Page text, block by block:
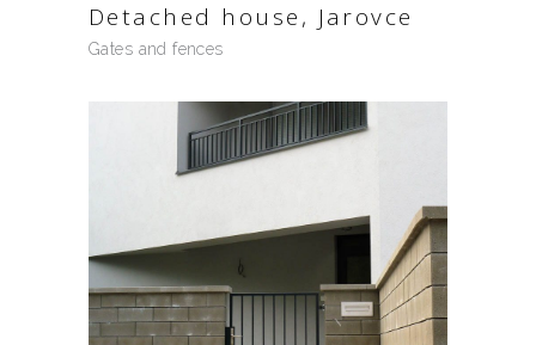
Detached house, Jarovce
Gates and fences